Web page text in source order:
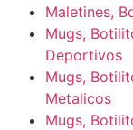
Maletines,
Mugs,
Deportivos
Mugs,
Metalicos
Mugs,